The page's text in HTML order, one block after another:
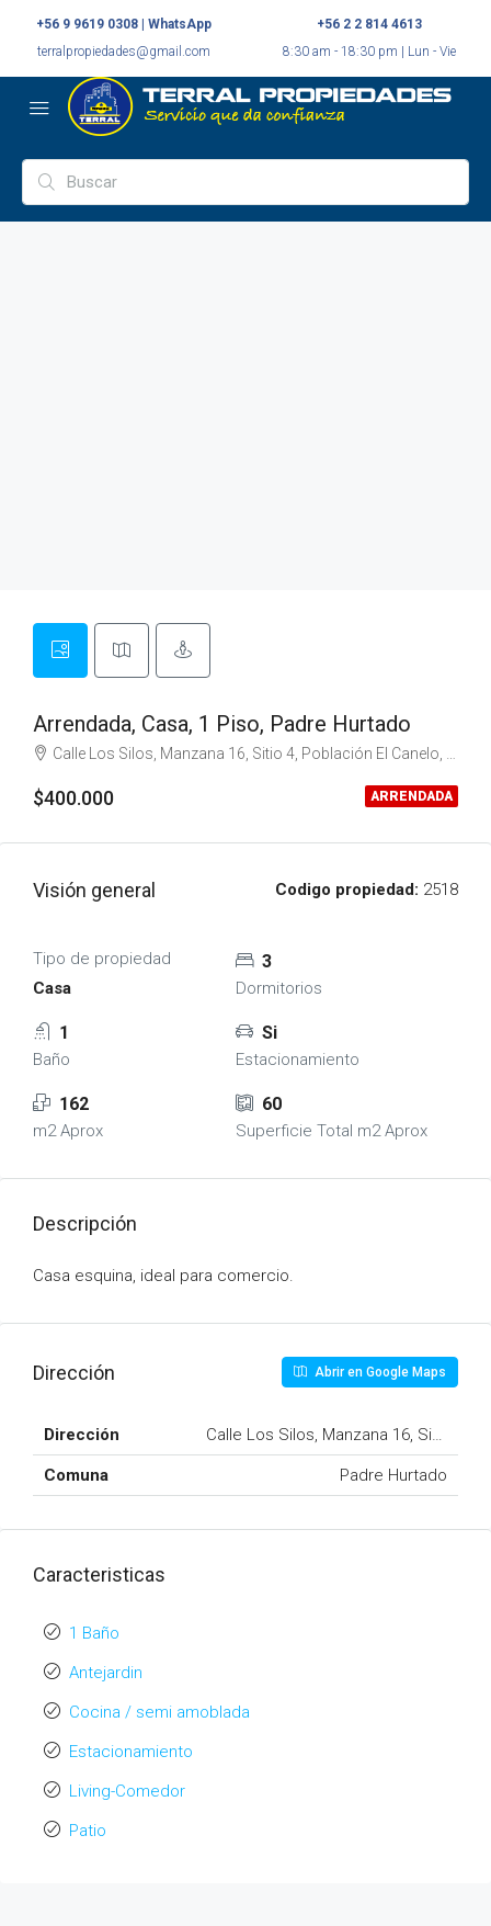
+56 9 9619 0308 | WhatsApp
terralpropiedades@gmail.com
+56 2 2 814 4613
8:30 am - 18:30 pm | Lun - Vie
Arrendada, Casa, 1 Piso, Padre Hurtado
Calle Los Silos, Manzana 16, Sitio 4, Población El Canelo, Sector Los Silos, Padre Hurtado
$400.000 ARRENDADA
Visión general Codigo propiedad: 2518
Tipo de propiedad
Casa
3
Dormitorios
1
Baño
Si
Estacionamiento
162
m2 Aprox
60
Superficie Total m2 Aprox
Descripción
Casa esquina, ideal para comercio.
Dirección Abrir en Google Maps
Dirección Calle Los Silos, Manzana 16, Sitio 4,
Comuna Padre Hurtado
Caracteristicas
1 Baño
Antejardin
Cocina / semi amoblada
Estacionamiento
Living-Comedor
Patio